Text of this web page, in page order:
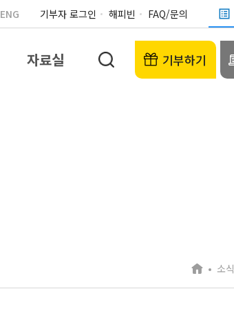
ENG 기부자 로그인 해피빈 FAQ/문의
자료실 기부하기
소식